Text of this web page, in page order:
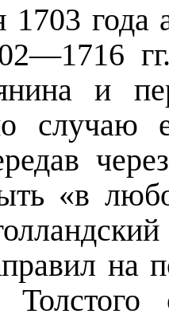
1703 года
и
случаю
«в
на